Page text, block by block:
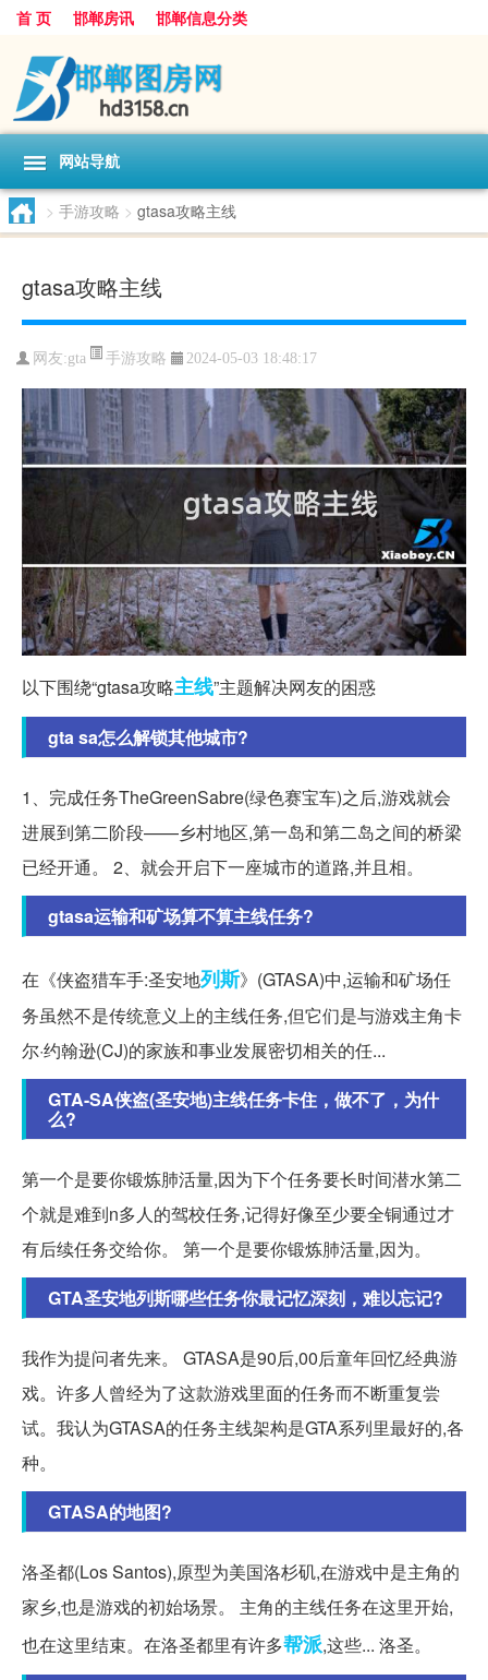
首 页 邯郸房讯 邯郸信息分类
网站导航
> 手游攻略 > gtasa攻略主线
gtasa攻略主线
网友:gta 手游攻略 2024-05-03 18:48:17
以下围绕“gtasa攻略主线”主题解决网友的困惑
gta sa怎么解锁其他城市?
1、完成任务TheGreenSabre(绿色赛宝车)之后,游戏就会
进展到第二阶段——乡村地区,第一岛和第二岛之间的桥梁
已经开通。 2、就会开启下一座城市的道路,并且相。
gtasa运输和矿场算不算主线任务?
在《侠盗猎车手:圣安地列斯》(GTASA)中,运输和矿场任
务虽然不是传统意义上的主线任务,但它们是与游戏主角卡
尔·约翰逊(CJ)的家族和事业发展密切相关的任...
GTA-SA侠盗(圣安地)主线任务卡住，做不了，为什
么?
第一个是要你锻炼肺活量,因为下个任务要长时间潜水第二
个就是难到n多人的驾校任务,记得好像至少要全铜通过才
有后续任务交给你。 第一个是要你锻炼肺活量,因为。
GTA圣安地列斯哪些任务你最记忆深刻，难以忘记?
我作为提问者先来。 GTASA是90后,00后童年回忆经典游
戏。许多人曾经为了这款游戏里面的任务而不断重复尝
试。我认为GTASA的任务主线架构是GTA系列里最好的,各
种。
GTASA的地图?
洛圣都(Los Santos),原型为美国洛杉矶,在游戏中是主角的
家乡,也是游戏的初始场景。 主角的主线任务在这里开始,
也在这里结束。在洛圣都里有许多帮派,这些... 洛圣。